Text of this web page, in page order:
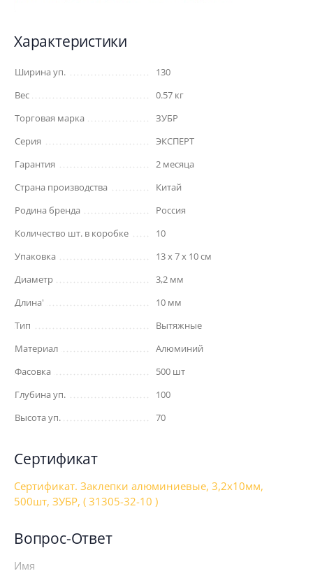
Характеристики
Ширина уп.
130
Вес
0.57 кг
Торговая марка
ЗУБР
Серия
ЭКСПЕРТ
Гарантия
2 месяца
Страна производства
Китай
Родина бренда
Россия
Количество шт. в коробке
10
Упаковка
13 x 7 x 10 см
Диаметр
3,2 мм
Длина'
10 мм
Тип
Вытяжные
Материал
Алюминий
Фасовка
500 шт
Глубина уп.
100
Высота уп.
70
Сертификат
Сертификат. Заклепки алюминиевые, 3,2x10мм,
500шт, ЗУБР, ( 31305-32-10 )
Вопрос-Ответ
Имя